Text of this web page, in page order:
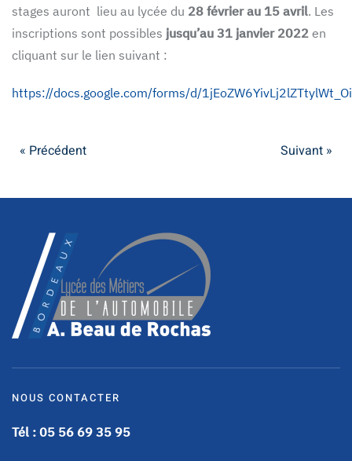
stages auront lieu au lycée du 28 février au 15 avril. Les
inscriptions sont possibles jusqu’au 31 janvier 2022 en
cliquant sur le lien suivant :
https://docs.google.com/forms/d/
« Précédent Suivant »
NOUS CONTACTER
Tél : 05 56 69 35 95